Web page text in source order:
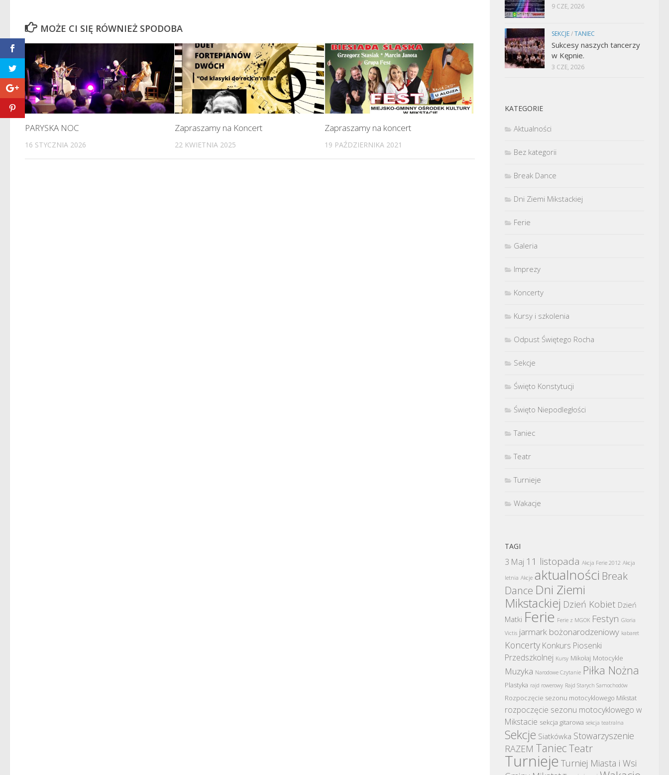
MOŻE CI SIĘ RÓWNIEŻ SPODOBA
PARYSKA NOC
16 STYCZNIA 2026
Zapraszamy na Koncert
22 KWIETNIA 2025
Zapraszamy na koncert
19 PAŹDZIERNIKA 2021
9 CZE, 2026
SEKCJE/TANIEC
Sukcesy naszych tancerzy
w Kępnie.
3 CZE, 2026
KATEGORIE
Aktualności
Bez kategorii
Break Dance
Dni Ziemi Mikstackiej
Ferie
Galeria
Imprezy
Koncerty
Kursy i szkolenia
Odpust Świętego Rocha
Sekcje
Święto Konstytucji
Święto Niepodległości
Taniec
Teatr
Turnieje
Wakacje
TAGI
3 Maj 11 listopada Akcja Ferie 2012 Akcja
letnia Akcje aktualności Break
Dance Dni Ziemi
Mikstackiej Dzień Kobiet Dzień
Matki Ferie Ferie z MGOK Festyn Gloria
Victis jarmark bożonarodzeniowy kabaret
Koncerty Konkurs Piosenki
Przedszkolnej Kursy Mikołaj Motocykle
Muzyka Narodowe Czytanie Piłka Nożna
Plastyka rajd rowerowy Rajd Starych Samochodów
Rozpoczęcie sezonu motocyklowego Mikstat
rozpoczęcie sezonu motocyklowego w
Mikstacie sekcja gitarowa sekcja teatralna
Sekcje Siatkówka Stowarzyszenie
RAZEM TaniecTeatr
Turnieje Turniej Miasta i Wsi